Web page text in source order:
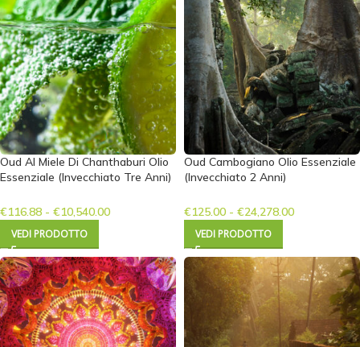
Oud Al Miele Di Chanthaburi Olio
Essenziale (Invecchiato Tre Anni)
€116.88 - €10,540.00
VEDI PRODOTTO
Oud Cambogiano Olio Essenziale
(Invecchiato 2 Anni)
€125.00 - €24,278.00
VEDI PRODOTTO